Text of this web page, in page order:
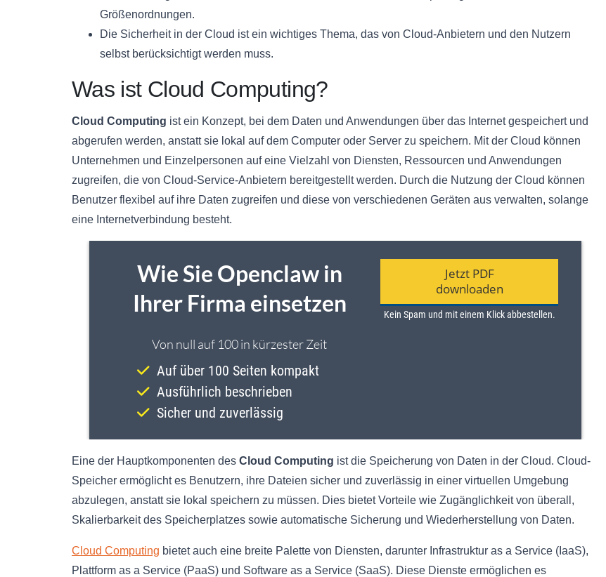
Größenordnungen.
Die Sicherheit in der Cloud ist ein wichtiges Thema, das von Cloud-Anbietern und den Nutzern
selbst berücksichtigt werden muss.
Was ist Cloud Computing?
Cloud Computing ist ein Konzept, bei dem Daten und Anwendungen über das Internet gespeichert und
abgerufen werden, anstatt sie lokal auf dem Computer oder Server zu speichern. Mit der Cloud können
Unternehmen und Einzelpersonen auf eine Vielzahl von Diensten, Ressourcen und Anwendungen
zugreifen, die von Cloud-Service-Anbietern bereitgestellt werden. Durch die Nutzung der Cloud können
Benutzer flexibel auf ihre Daten zugreifen und diese von verschiedenen Geräten aus verwalten, solange
eine Internetverbindung besteht.
Eine der Hauptkomponenten des Cloud Computing ist die Speicherung von Daten in der Cloud. Cloud-
Speicher ermöglicht es Benutzern, ihre Dateien sicher und zuverlässig in einer virtuellen Umgebung
abzulegen, anstatt sie lokal speichern zu müssen. Dies bietet Vorteile wie Zugänglichkeit von überall,
Skalierbarkeit des Speicherplatzes sowie automatische Sicherung und Wiederherstellung von Daten.
Cloud Computing bietet auch eine breite Palette von Diensten, darunter Infrastruktur as a Service (IaaS),
Plattform as a Service (PaaS) und Software as a Service (SaaS). Diese Dienste ermöglichen es